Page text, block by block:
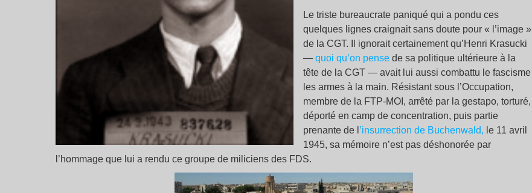
Le triste bureaucrate paniqué qui a pondu ces
quelques lignes craignait sans doute pour « l’image »
de la CGT. Il ignorait certainement qu’Henri Krasucki
—quoi qu’on pense de sa politique ultérieure à la
tête de la CGT — avait lui aussi combattu le fascisme
les armes à la main. Résistant sous l’Occupation,
membre de la FTP-MOI, arrêté par la gestapo, torturé,
déporté en camp de concentration, puis partie
prenante de l ’insurrection de Buchenwald, le 11 avril
1945, sa mémoire n’est pas déshonorée par
l’hommage que lui a rendu ce groupe de miliciens des FDS.